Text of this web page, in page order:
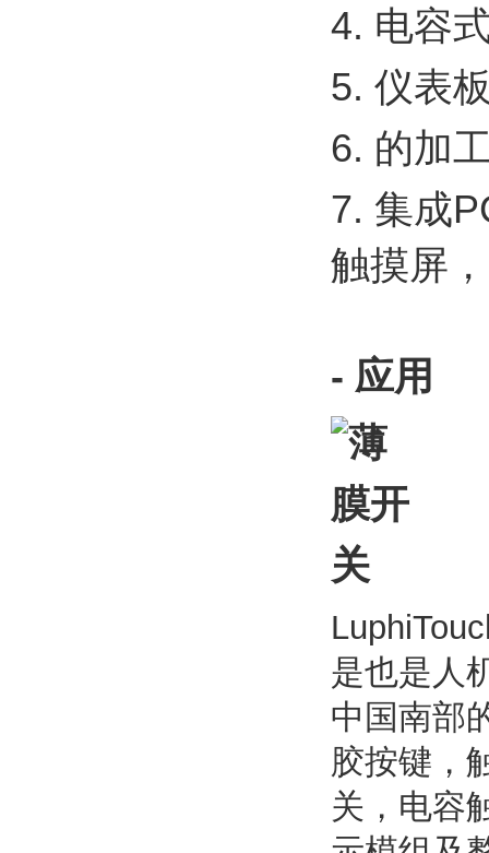
4. 电容
5. 仪表
6. 的加
7. 集成
触摸屏
- 应用
是也是人
中国南部
胶按键，
关，电容